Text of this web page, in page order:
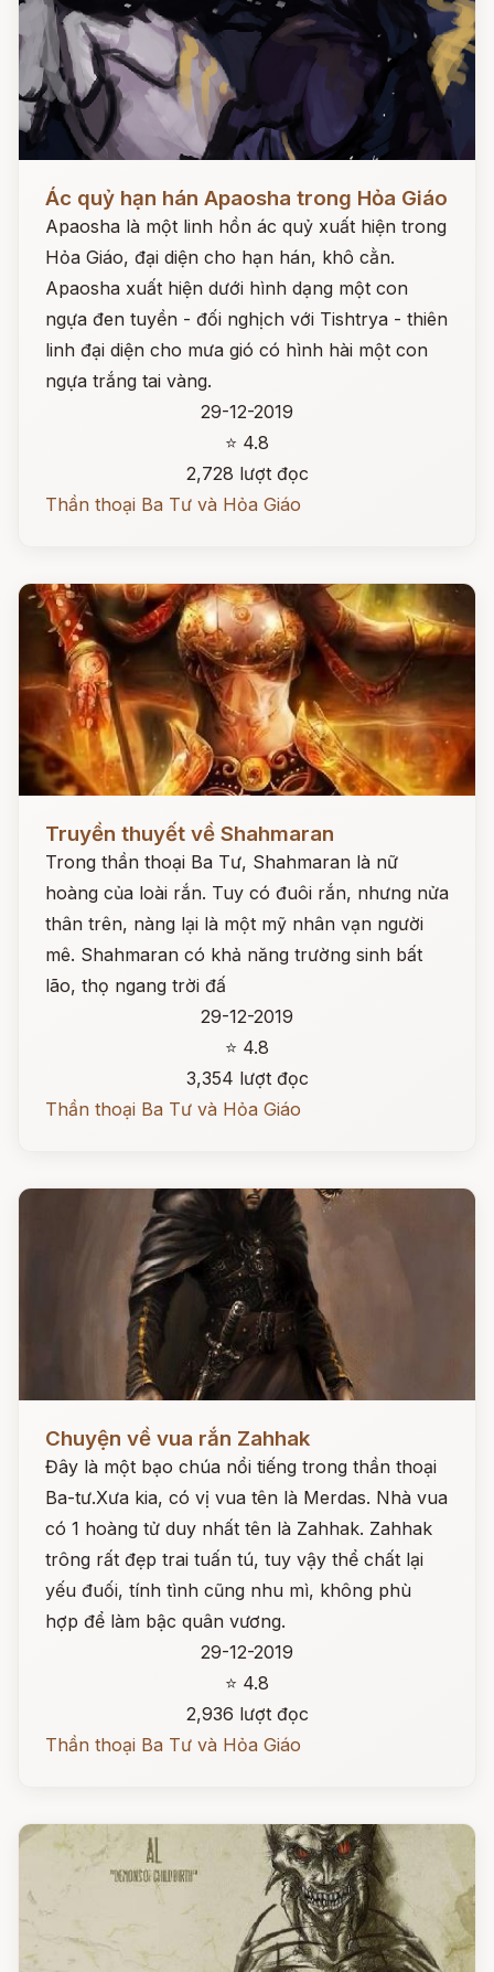
Đọc ngay
Ác quỷ hạn hán Apaosha trong Hỏa Giáo
Apaosha là một linh hồn ác quỷ xuất hiện trong
Hỏa Giáo, đại diện cho hạn hán, khô cằn.
Apaosha xuất hiện dưới hình dạng một con
ngựa đen tuyền - đối nghịch với Tishtrya - thiên
linh đại diện cho mưa gió có hình hài một con
ngựa trắng tai vàng.
29-12-2019
⭐ 4.8
2,728 lượt đọc
Thần thoại Ba Tư và Hỏa Giáo
Đọc ngay
Truyền thuyết về Shahmaran
Trong thần thoại Ba Tư, Shahmaran là nữ
hoàng của loài rắn. Tuy có đuôi rắn, nhưng nửa
thân trên, nàng lại là một mỹ nhân vạn người
mê. Shahmaran có khả năng trường sinh bất
lão, thọ ngang trời đấ
29-12-2019
⭐ 4.8
3,354 lượt đọc
Thần thoại Ba Tư và Hỏa Giáo
Chuyện về vua rắn Zahhak
Đây là một bạo chúa nổi tiếng trong thần thoại
Ba-tư.Xưa kia, có vị vua tên là Merdas. Nhà vua
có 1 hoàng tử duy nhất tên là Zahhak. Zahhak
trông rất đẹp trai tuấn tú, tuy vậy thể chất lại
yếu đuối, tính tình cũng nhu mì, không phù
hợp để làm bậc quân vương.
29-12-2019
⭐ 4.8
2,936 lượt đọc
Thần thoại Ba Tư và Hỏa Giáo